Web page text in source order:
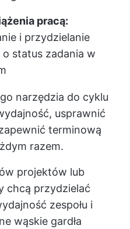
pracą:
i przydzielanie
status zadania w
narzędzia do cyklu
usprawnić
terminową
razem.
projektów lub
chcą przydzielać
zespołu i
wąskie gardła